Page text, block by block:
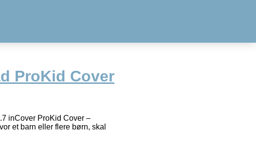
ProKid Cover
inCover ProKid Cover –
et barn eller flere børn, skal